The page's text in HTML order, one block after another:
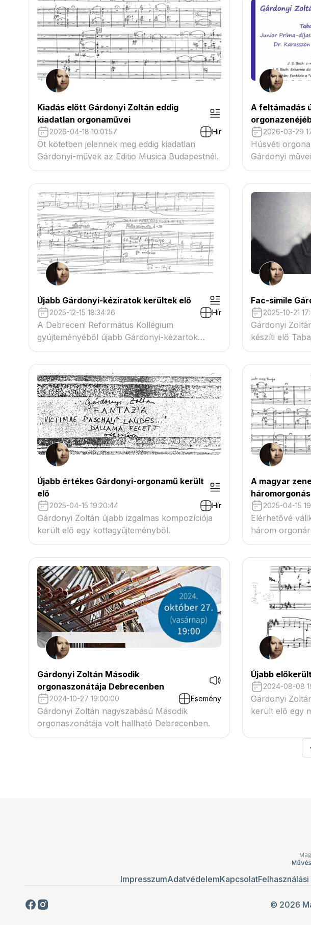
Kiadás előtt Gárdonyi Zoltán eddig
kiadatlan orgonaművei
2026-04-18 10:01:57 Hír
Öt kötetben jelennek meg eddig kiadatlan
Gárdonyi-művek az Editio Musica Budapestnél.
A feltámadás
2026-03-29
Húsvéti
Gárdonyi
Újabb Gárdonyi-kéziratok kerültek elő
2025-12-15 18:34:26 Hír
A Debreceni Református Kollégium
gyújteményéből újabb Gárdonyi-kézartok
kerültek elő.
Fac-simile
2025-10-21
Gárdonyi
készíti elő
Újabb értékes Gárdonyi-orgonamű került
elő
2025-04-15 19:20:44 Hír
Gárdonyi Zoltán újabb izgalmas kompozíciója
került elő egy kottagyűjteményből.
A magyar
2025-04-15
Elérhetővé
három
Gárdonyi Zoltán Második
orgonaszonátája Debrecenben
2024-10-27 19:00:00 Esemény
Gárdonyi Zoltán nagyszabású Második
orgonaszonátája volt hallható Debrecenben.
Újabb
2024-08-08
Gárdonyi
került elő egy
ImpresszumAdatvédelemKapcsolat
© 2026